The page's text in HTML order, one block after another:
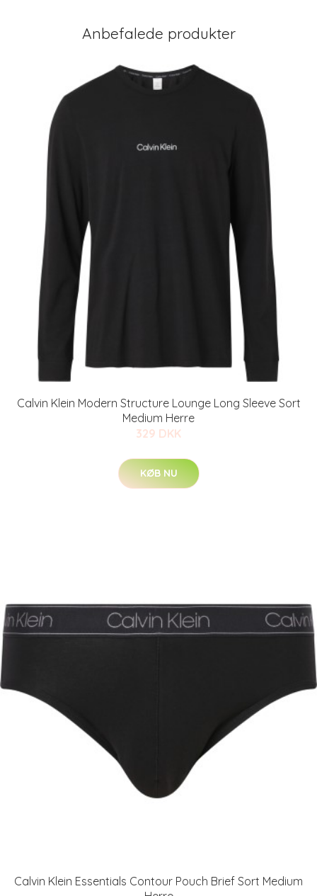
Anbefalede produkter
Calvin Klein Modern Structure Lounge Long Sleeve Sort
Medium Herre
329 DKK
KØB NU
Calvin Klein Essentials Contour Pouch Brief Sort Medium